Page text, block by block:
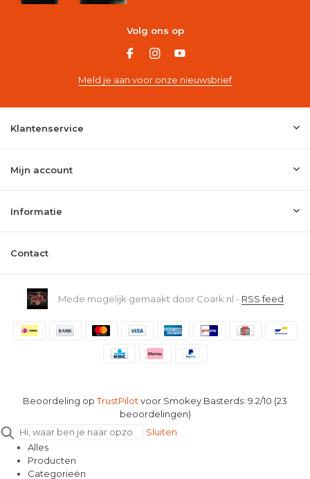
Volg ons op
Meld je aan voor onze nieuwsbrief
Klantenservice
Mijn account
Informatie
Contact
Mede mogelijk gemaakt door Coark.nl - RSS feed
Beoordeling opTrustPilot voor Smokey Basterds: 9.2/10 (23
beoordelingen)
Sluiten
Alles
Producten
Categorieën